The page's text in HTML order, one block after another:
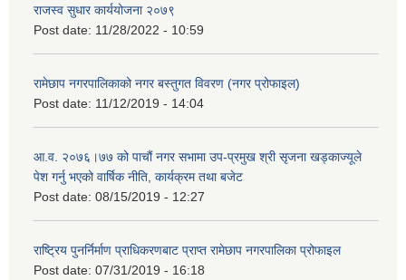
राजस्व सुधार कार्ययोजना २०७९
Post date: 11/28/2022 - 10:59
रामेछाप नगरपालिकाको नगर बस्तुगत विवरण (नगर प्रोफाइल)
Post date: 11/12/2019 - 14:04
आ.व. २०७६।७७ को पाचौं नगर सभामा उप-प्रमुख श्री सृजना खड्काज्यूले
पेश गर्नु भएको वार्षिक नीति, कार्यक्रम तथा बजेट
Post date: 08/15/2019 - 12:27
राष्ट्रिय पुनर्निर्माण प्राधिकरणबाट प्राप्त रामेछाप नगरपालिका प्रोफाइल
Post date: 07/31/2019 - 16:18